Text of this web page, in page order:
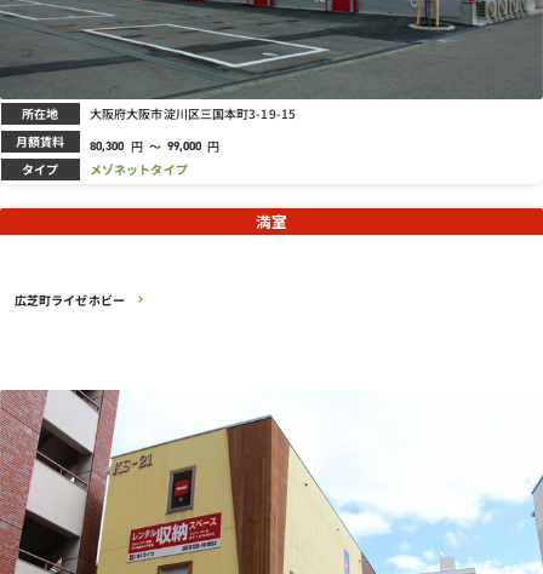
所在地 大阪府大阪市淀川区三国本町3-19-15
月額賃料 80,300 円 ～ 99,000 円
タイプ メゾネットタイプ
広芝町ライゼホビー
満室